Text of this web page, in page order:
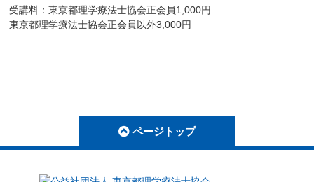
受講料：東京都理学療法士協会正会員1,000円
東京都理学療法士協会正会員以外3,000円
ページトップ